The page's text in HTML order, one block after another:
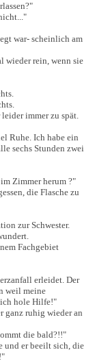
war- scheinlich am
wieder rein, wenn sie
immer zu spät.
Ruhe. Ich habe ein
sechs Stunden zwei
Zimmer herum ?"
die Flasche zu
zur Schwester.
Fachgebiet
erleidet. Der
weil meine
hole Hilfe!"
ganz ruhig wieder an
die bald?!!"
und er beeilt sich, die